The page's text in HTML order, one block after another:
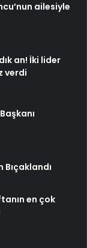
ailesiyle
an! İki lider
verdi
Bıçaklandı
en çok